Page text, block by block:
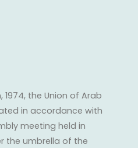
1974, the Union of Arab
in accordance with
meeting held in
the umbrella of the